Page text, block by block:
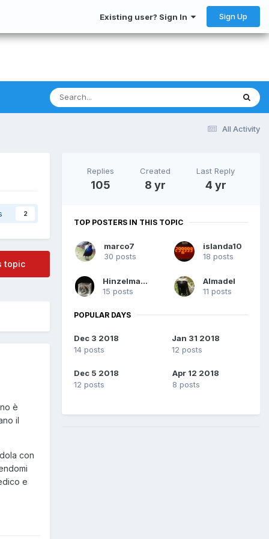
Existing user? Sign In Sign Up
All Activity
2
topic
è
il
con
e
Replies
105
Created
8 yr
Last Reply
4 yr
TOP POSTERS IN THIS TOPIC
marco7
30 posts
islanda10
18 posts
Hinzelmann
15 posts
Almadel
11 posts
POPULAR DAYS
Dec 3 2018
14 posts
Jan 31 2018
12 posts
Dec 5 2018
12 posts
Apr 12 2018
8 posts